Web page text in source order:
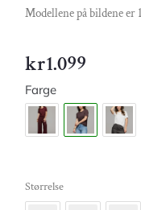
Modellene på bildene er
kr1.099
Farge
Størrelse